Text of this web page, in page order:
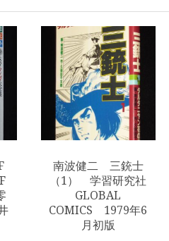
南波健二 三銃士
（1） 学習研究社
GLOBAL
COMICS 1979年6
月初版